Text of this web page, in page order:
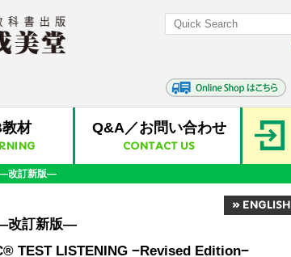
材 Q&A／お問い合わせ
CONTACT US
―改訂新版―
» ENGLISH
改訂新版―
TEST LISTENING −Revised Edition−